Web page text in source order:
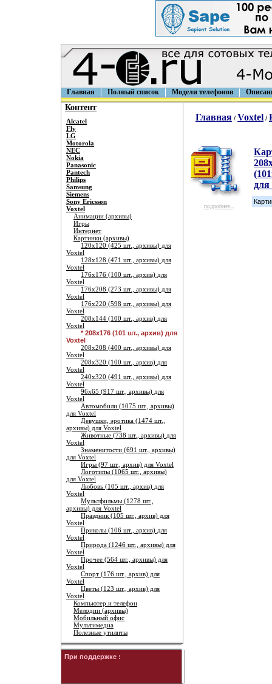
Главная Полный список Модели телефонов
Контент
Alcatel
Fly
LG
Motorola
NEC
Nokia
Panasonic
Pantech
Philips
Samsung
Siemens
Sony Ericsson
Voxtel
Анимации (архивы)
Игры
Интернет
Картинки (архивы)
120х120 (425 шт., архивы) для
Voxtel
128х128 (471 шт., архивы) для
Voxtel
176х176 (100 шт., архив) для
Voxtel
176х208 (273 шт., архивы) для
Voxtel
176х220 (598 шт., архивы) для
Voxtel
208х144 (100 шт., архив) для
Voxtel
* 208х176 (101 шт., архив) для
Voxtel
208х208 (400 шт., архивы) для
Voxtel
208х320 (100 шт., архив) для
Voxtel
240х320 (491 шт., архивы) для
Voxtel
96х65 (917 шт., архивы) для
Voxtel
Автомобили (1075 шт., архивы)
для Voxtel
Девушки, эротика (1474 шт.,
архивы) для Voxtel
Животные (738 шт., архивы) для
Voxtel
Знаменитости (691 шт., архивы)
для Voxtel
Игры (97 шт., архив) для Voxtel
Логотипы (1065 шт., архивы)
для Voxtel
Любовь (105 шт., архив) для
Voxtel
Мультфильмы (1278 шт.,
архивы) для Voxtel
Праздник (105 шт., архив) для
Voxtel
Приколы (106 шт., архив) для
Voxtel
Природа (1246 шт., архивы) для
Voxtel
Прочее (564 шт., архивы) для
Voxtel
Спорт (176 шт., архив) для
Voxtel
Цветы (123 шт., архив) для
Voxtel
Компьютер и телефон
Мелодии (архивы)
Мобильный офис
Мультимедиа
Полезные утилиты
При поддержке :
Главная / Voxtel /
подробнее...
для